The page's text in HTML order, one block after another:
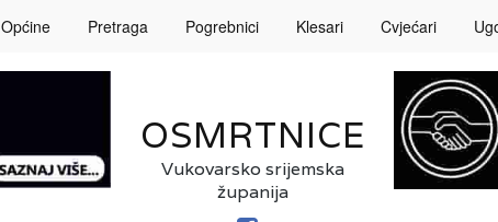
Općine Pretraga Pogrebnici Klesari Cvjećari
OSMRTNICE
Vukovarsko srijemska
županija